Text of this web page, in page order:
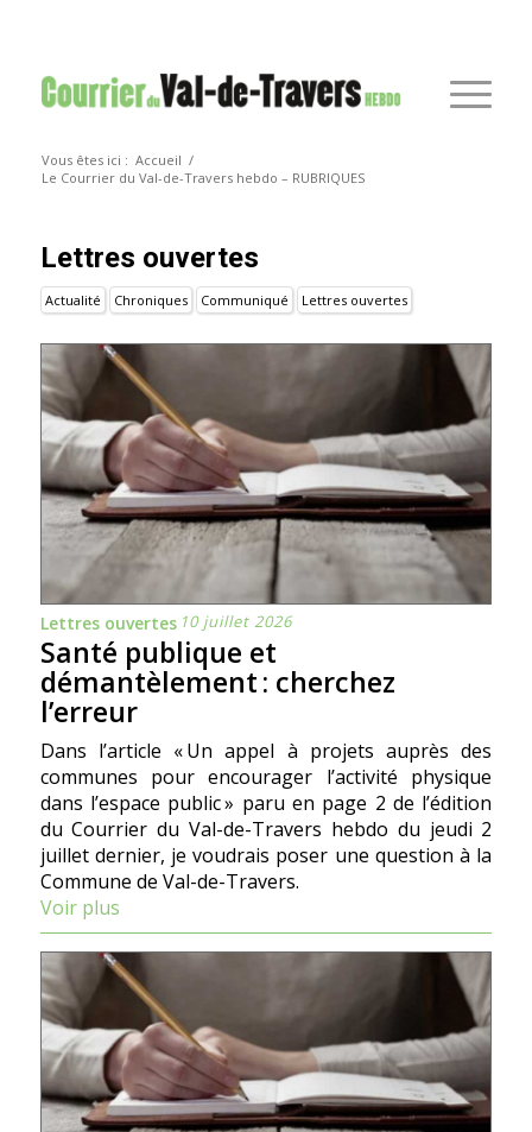
Vous êtes ici : Accueil /
Le Courrier du Val-de-Travers hebdo – RUBRIQUES
Lettres ouvertes
Actualité Chroniques Communiqué Lettres ouvertes
Lettres ouvertes 10 juillet 2026
Santé publique et
démantèlement : cherchez
l’erreur
Dans l’article « Un appel à projets auprès des
communes pour encourager l’activité physique
dans l’espace public » paru en page 2 de l’édition
du Courrier du Val-de-Travers hebdo du jeudi 2
juillet dernier, je voudrais poser une question à la
Commune de Val-de-Travers.
Voir plus